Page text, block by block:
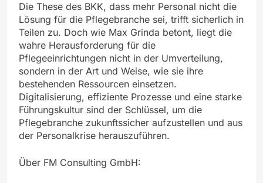
Die These des BKK, dass mehr Personal nicht die
Lösung für die Pflegebranche sei, trifft sicherlich in
Teilen zu. Doch wie Max Grinda betont, liegt die
wahre Herausforderung für die
Pflegeeinrichtungen nicht in der Umverteilung,
sondern in der Art und Weise, wie sie ihre
bestehenden Ressourcen einsetzen.
Digitalisierung, effiziente Prozesse und eine starke
Führungskultur sind der Schlüssel, um die
Pflegebranche zukunftssicher aufzustellen und aus
der Personalkrise herauszuführen.
Über FM Consulting GmbH: